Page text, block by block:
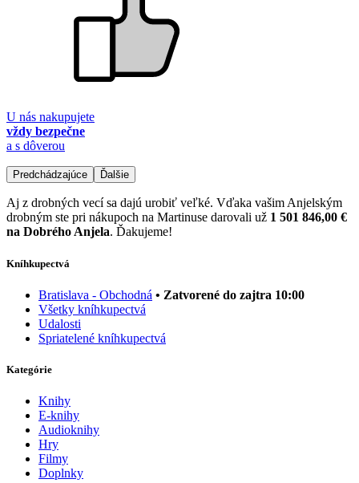
U nás nakupujete
vždy bezpečne
a s dôverou
Predchádzajúce Ďalšie
Aj z drobných vecí sa dajú urobiť veľké. Vďaka vašim Anjelským
drobným ste pri nákupoch na Martinuse darovali už 1 501 846,00 €
na Dobrého Anjela. Ďakujeme!
Kníhkupectvá
Bratislava - Obchodná • Zatvorené do zajtra 10:00
Všetky kníhkupectvá
Udalosti
Spriatelené kníhkupectvá
Kategórie
Knihy
E-knihy
Audioknihy
Hry
Filmy
Doplnky